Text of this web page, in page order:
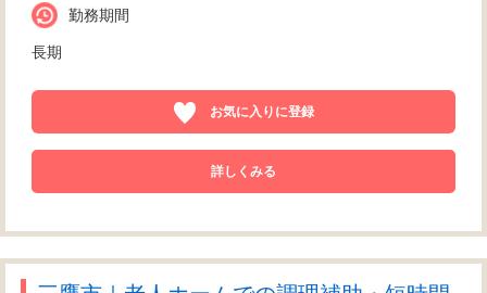
勤務期間
長期
お気に入りに登録
詳しくみる